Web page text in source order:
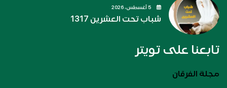
شباب تحت العشرين 1317
تابعنا على تويتر
مجلة الفرقان